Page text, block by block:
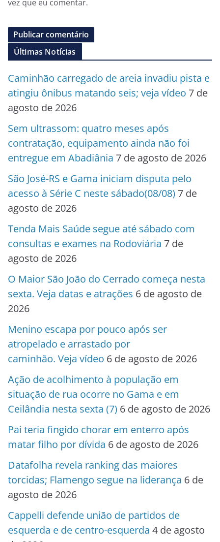
vez que eu comentar.
Últimas Notícias
Caminhão carregado de areia invadiu pista e
atingiu ônibus matando seis; veja vídeo 7 de
agosto de 2026
Sem ultrassom: quatro meses após
contratação, equipamento ainda não foi
entregue em Abadiânia 7 de agosto de 2026
São José-RS e Gama iniciam disputa pelo
acesso à Série C neste sábado(08/08) 7 de
agosto de 2026
Tenda Mais Saúde segue até sábado com
consultas e exames na Rodoviária 7 de
agosto de 2026
O Maior São João do Cerrado começa nesta
sexta. Veja datas e atrações 6 de agosto de
2026
Menino escapa por pouco após ser
atropelado e arrastado por
caminhão. Veja vídeo 6 de agosto de 2026
Ação de acolhimento à população em
situação de rua ocorre no Gama e em
Ceilândia nesta sexta (7) 6 de agosto de 2026
Pai teria fingido chorar em enterro após
matar filho por dívida 6 de agosto de 2026
Datafolha revela ranking das maiores
torcidas; Flamengo segue na liderança 6 de
agosto de 2026
Cappelli defende união de partidos de
esquerda e de centro-esquerda 4 de agosto